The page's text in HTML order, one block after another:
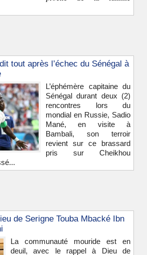
tout après l’échec du Sénégal à
L’éphémère capitaine du
Sénégal durant deux (2)
rencontres lors du
mondial en Russie, Sadio
Mané, en visite à
Bambali, son terroir
revient sur ce brassard
pris sur Cheikhou
de Serigne Touba Mbacké Ibn
La communauté mouride est en
deuil, avec le rappel à Dieu de